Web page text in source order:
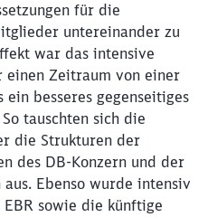
für die
untereinander zu
war das intensive
einen Zeitraum von einer
ein besseres gegenseitiges
tauschten sich die
die Strukturen der
des DB-Konzern und der
Ebenso wurde intensiv
sowie die künftige